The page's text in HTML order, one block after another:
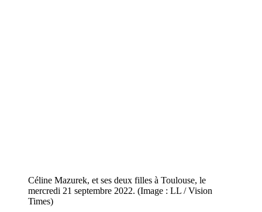
Céline Mazurek, et ses deux filles à Toulouse, le
mercredi 21 septembre 2022. (Image : LL / Vision
Times)